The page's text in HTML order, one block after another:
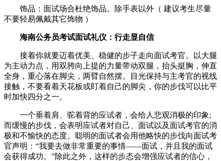
饰品：面试场合杜绝饰品。除手表以外（ 建议考生尽量
不要轻易佩戴其它饰物 ）
海南公务员考试面试礼仪：行走显自信
接着你就要迈着优美、稳健的步子走向面试考官。以大腿
为主动力点，用双胯向上提的力量带动双腿，抬头挺胸，伸直
全身，重心落在脚尖，两臂自然摆。目光保持与主考官的视线
接触，不要看着天花板或盯着自己的脚尖，你的步伐可以比平
时加快四分之一。
一个垂着肩、驼着背的应试者，会给人悲观消极的印象;
而缓慢的步伐，会表明应试者对自己、面试以及面试考官的消
极和不愉快的态度。聪明的面试者会用他略快的步伐向面试考
官声明：“我要去做非常重要的事情——面试，并且我的面试
会获得成功。”除此之外，这样的步态会增强应试者的信心，